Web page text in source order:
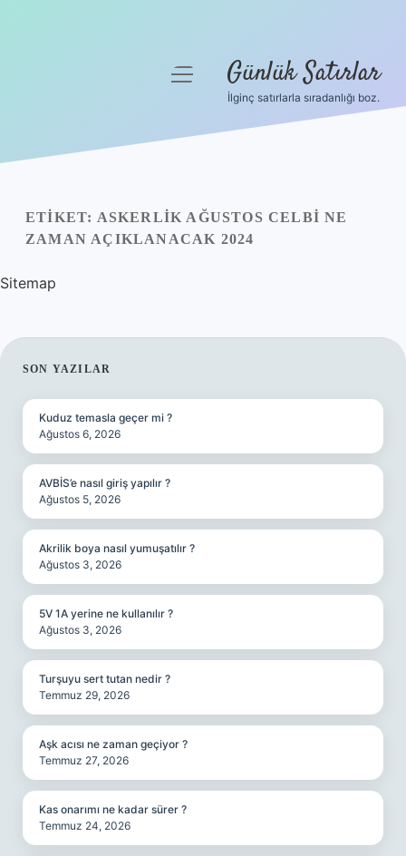
Yasal Uyarı
menüyü Günlük Satırlar
İlginç satırlarla sıradanlığı boz.
ETIKET: ASKERLIK AĞUSTOS CELBI NE
ZAMAN AÇIKLANACAK 2024
Sitemap
SIDEBAR
SON YAZILAR
Kuduz temasla geçer mi ?
Ağustos 6, 2026
AVBİS’e nasıl giriş yapılır ?
Ağustos 5, 2026
Akrilik boya nasıl yumuşatılır ?
Ağustos 3, 2026
5V 1A yerine ne kullanılır ?
Ağustos 3, 2026
Turşuyu sert tutan nedir ?
Temmuz 29, 2026
Aşk acısı ne zaman geçiyor ?
Temmuz 27, 2026
Kas onarımı ne kadar sürer ?
Temmuz 24, 2026